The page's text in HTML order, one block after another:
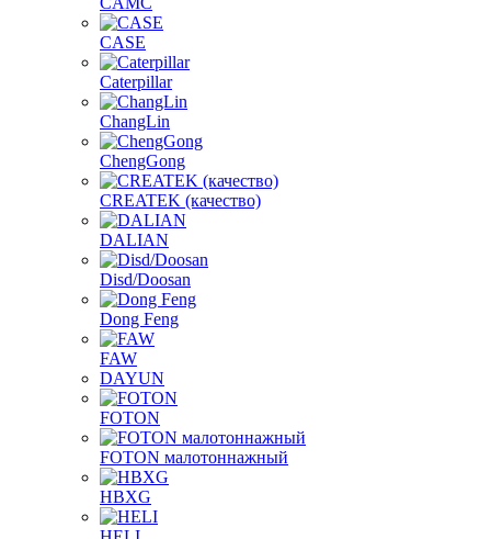
CASE
Caterpillar
ChangLin
ChengGong
CREATEK (качество)
DALIAN
Disd/Doosan
Dong Feng
FAW
DAYUN
FOTON
FOTON малотоннажный
HBXG